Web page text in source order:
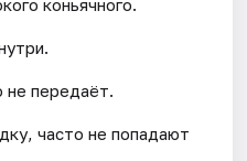
коньячного.
не передаёт.
часто не попадают